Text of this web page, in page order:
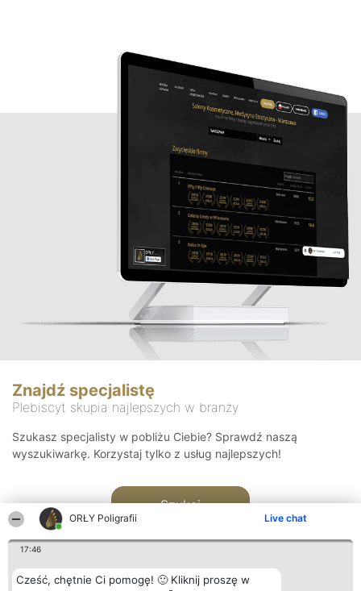
ORŁY Poligrafii Live chat
17:46
Cześć, chętnie Ci pomogę! 🙂 Kliknij proszę w
Znajdź specjalistę
Plebiscyt skupia najlepszych w branży
Szukasz specjalisty w pobliżu Ciebie? Sprawdź naszą
wyszukiwarkę. Korzystaj tylko z usług najlepszych!
Szukaj